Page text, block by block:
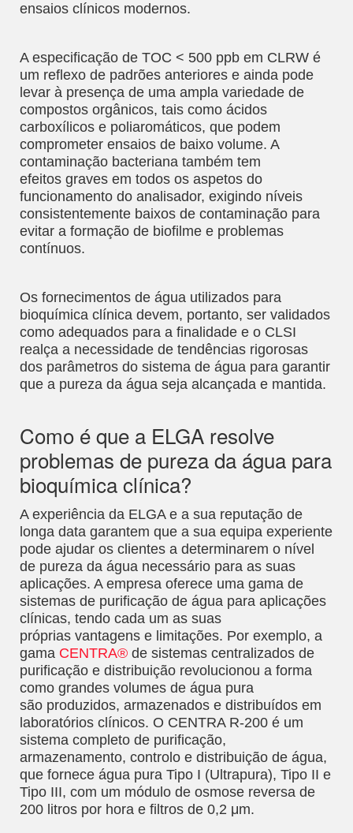
ensaios clínicos modernos.
A especificação de TOC < 500 ppb em CLRW é
um reflexo de padrões anteriores e ainda pode
levar à presença de uma ampla variedade de
compostos orgânicos, tais como ácidos
carboxílicos e poliaromáticos, que podem
comprometer ensaios de baixo volume. A
contaminação bacteriana também tem
efeitos graves em todos os aspetos do
funcionamento do analisador, exigindo níveis
consistentemente baixos de contaminação para
evitar a formação de biofilme e problemas
contínuos.
Os fornecimentos de água utilizados para
bioquímica clínica devem, portanto, ser validados
como adequados para a finalidade e o CLSI
realça a necessidade de tendências rigorosas
dos parâmetros do sistema de água para garantir
que a pureza da água seja alcançada e mantida.
Como é que a ELGA resolve
problemas de pureza da água para
bioquímica clínica?
A experiência da ELGA e a sua reputação de
longa data garantem que a sua equipa experiente
pode ajudar os clientes a determinarem o nível
de pureza da água necessário para as suas
aplicações. A empresa oferece uma gama de
sistemas de purificação de água para aplicações
clínicas, tendo cada um as suas
próprias vantagens e limitações. Por exemplo, a
gama CENTRA® de sistemas centralizados de
purificação e distribuição revolucionou a forma
como grandes volumes de água pura
são produzidos, armazenados e distribuídos em
laboratórios clínicos. O CENTRA R-200 é um
sistema completo de purificação,
armazenamento, controlo e distribuição de água,
que fornece água pura Tipo I (Ultrapura), Tipo II e
Tipo III, com um módulo de osmose reversa de
200 litros por hora e filtros de 0,2 μm.